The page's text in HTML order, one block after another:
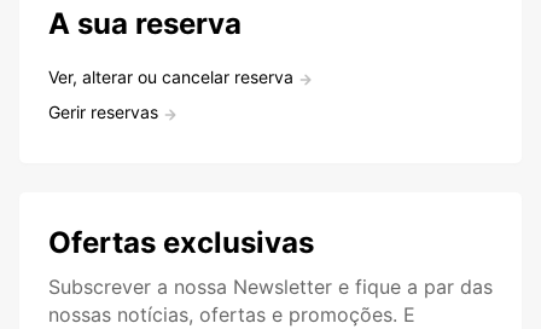
A sua reserva
Ver, alterar ou cancelar reserva
Gerir reservas
Ofertas exclusivas
Subscrever a nossa Newsletter e fique a par das
nossas notícias, ofertas e promoções. E